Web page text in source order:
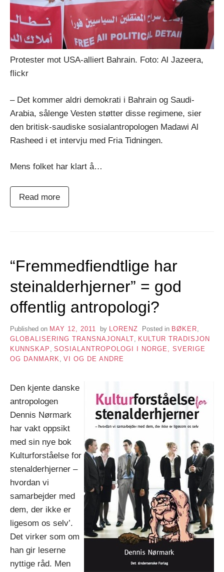
Protester mot USA-alliert Bahrain. Foto: Al Jazeera,
flickr
– Det kommer aldri demokrati i Bahrain og Saudi-
Arabia, sålenge Vesten støtter disse regimene, sier
den britisk-saudiske sosialantropologen Madawi Al
Rasheed i et intervju med Fria Tidningen.
Mens folket har klart å…
Read more
“Fremmedfiendtlige har
steinalderhjerner” = god
offentlig antropologi?
Published on MAY 12, 2011 by LORENZ Posted in BØKER,
GLOBALISERING TRANSNAJONALT, KULTUR TRADISJON
KUNNSKAP , SOSIALANTROPOLOGI I NORGE, SVERIGE
OG DANMARK, VI OG DE ANDRE
Den kjente danske
antropologen
Dennis Nørmark
har vakt oppsikt
med sin nye bok
Kulturforståelse for
stenalderhjerner –
hvordan vi
samarbejder med
dem, der ikke er
ligesom os selv’.
Det virker som om
han gir leserne
nyttige råd. Men